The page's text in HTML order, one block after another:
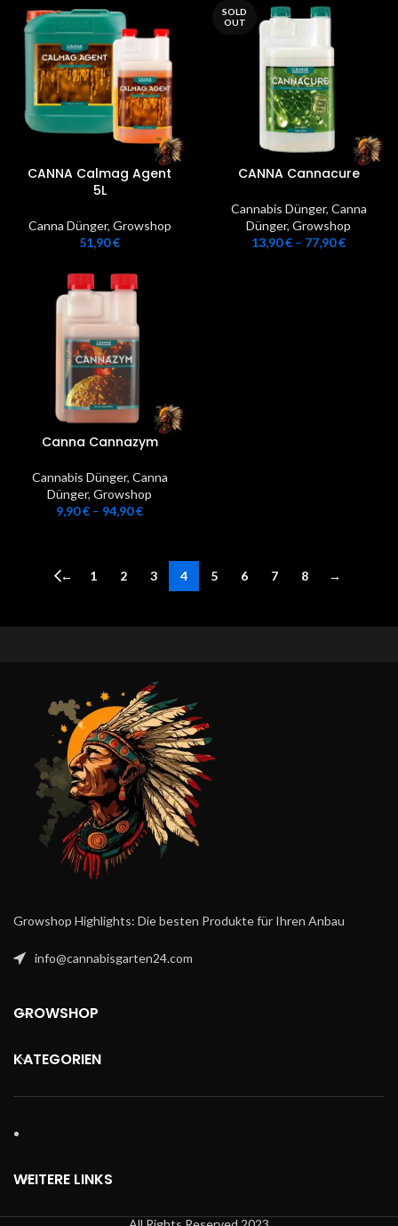
CANNA Calmag Agent
5L
Canna Dünger, Growshop
51,90€
SOLD
OUT
CANNA Cannacure
Cannabis Dünger, Canna
Dünger, Growshop
13,90€ – 77,90€
Canna Cannazym
Cannabis Dünger, Canna
Dünger, Growshop
9,90€ – 94,90€
← 1 2 3 4 5 6 7 8 →
Growshop Highlights: Die besten Produkte für Ihren Anbau
info@cannabisgarten24.com
GROWSHOP
KATEGORIEN
WEITERE LINKS